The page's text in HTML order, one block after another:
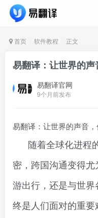
首页 软件教程 正文
易翻译：让世界的
易翻译官网
9个月前发布
易翻译：让世界的声音
随着全球化进程
密，跨国沟通变得
游出行，还是与世
终是人们面对的重